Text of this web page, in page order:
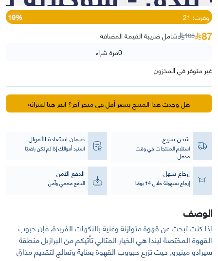
وفرت: 21 19%
87
108
شامل ضريبة القيمة المضافه
0مرة شراء
غير متوفر في المخزون
هل وجدت هذا المنتج بسعر أقل في متجر آخر؟ انقر هنا لشرائه
شحن سريع
استلام المنتجات في وقت
مذهل
ضمان استعادة الأموال
استرد أموالك إذا لم تكن راضيًا
إرجاع سهل
إرجاع بسهولة خلال 14 يومًا
الدفع الآمن
الدفع محمي وآمن
الوصف
إذا كنت تبحث عن قهوة متوازنة وغنية بالنكهات الفريدة, فإن حبوب
القهوة المختصة ليندا هي الخيار المثالي تأتيكم من البرازيل منطقة
سيرادو مينيرو, حيث تزرع حبووب القهوة بعناية وتعالج لتقديم مذاق